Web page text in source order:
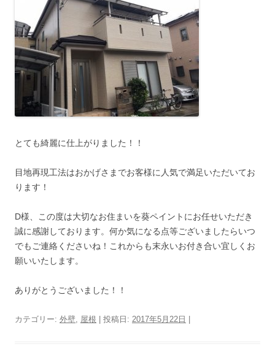
とても綺麗に仕上がりました！！
目地再現工法はおかげさまでお客様に人気で満足いただいてお
ります！
D様、この度は大切なお住まいを葵ペイントにお任せいただき
誠に感謝しております。何か気になる点等ございましたらいつ
でもご連絡くださいね！これからも末永いお付き合い宜しくお
願いいたします。
ありがとうございました！！
カテゴリー: 外壁, 屋根 | 投稿日: 2017年5月22日